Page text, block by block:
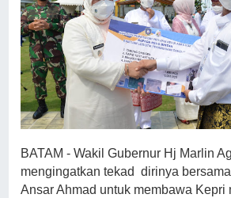
BATAM - Wakil Gubernur Hj Marlin
mengingatkan tekad dirinya
Ansar Ahmad untuk membawa Kepri